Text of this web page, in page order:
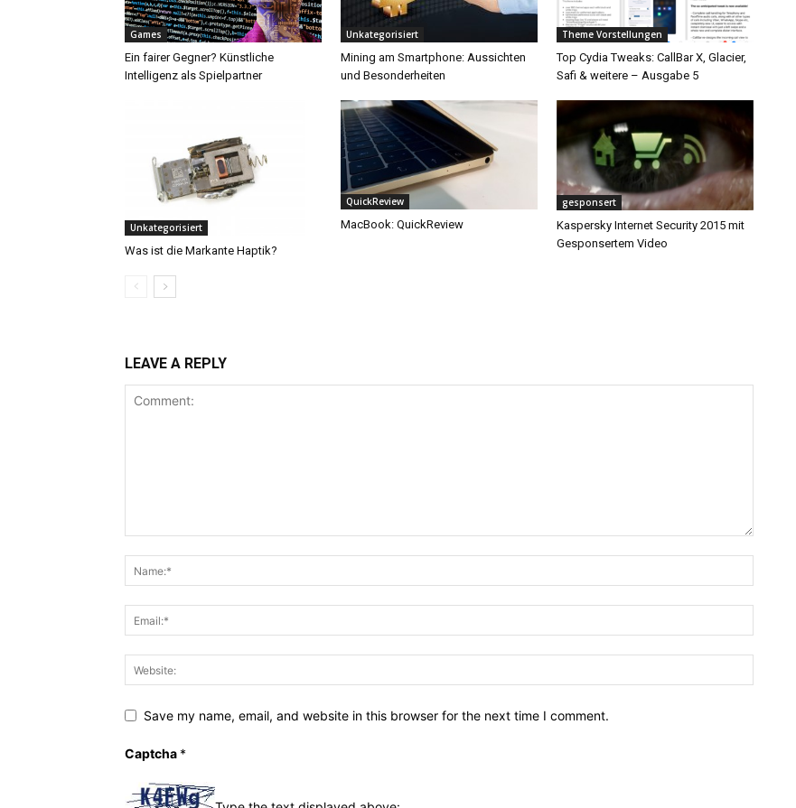
Games
Ein fairer Gegner? Künstliche
Intelligenz als Spielpartner
Unkategorisiert
Mining am Smartphone: Aussichten
und Besonderheiten
Theme Vorstellungen
Top Cydia Tweaks: CallBar X, Glacier,
Safi & weitere – Ausgabe 5
Unkategorisiert
Was ist die Markante Haptik?
QuickReview
MacBook: QuickReview
gesponsert
Kaspersky Internet Security 2015 mit
Gesponsertem Video
LEAVE A REPLY
Save my name, email, and website in this browser for the next time I comment.
Captcha *